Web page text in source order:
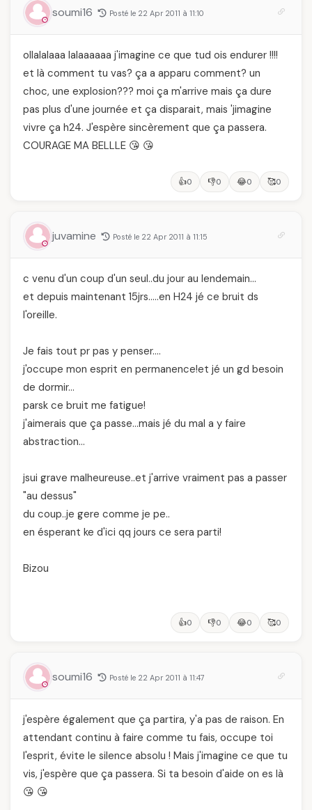
soumi16 Posté le 22 Apr 2011 à 11:10
ollalalaaa lalaaaaaa j'imagine ce que tud ois endurer !!!!
et là comment tu vas? ça a apparu comment? un
choc, une explosion??? moi ça m'arrive mais ça dure
pas plus d'une journée et ça disparait, mais 'jimagine
vivre ça h24. J'espère sincèrement que ça passera.
COURAGE MA BELLLE 😘 😘
👍0 👎0 😂0 🥰0
juvamine Posté le 22 Apr 2011 à 11:15
c venu d'un coup d'un seul..du jour au lendemain…
et depuis maintenant 15jrs…..en H24 jé ce bruit ds
l'oreille.
Je fais tout pr pas y penser….
j'occupe mon esprit en permanence!et jé un gd besoin
de dormir…
parsk ce bruit me fatigue!
j'aimerais que ça passe…mais jé du mal a y faire
abstraction…
jsui grave malheureuse..et j'arrive vraiment pas a passer
"au dessus"
du coup..je gere comme je pe..
en ésperant ke d'ici qq jours ce sera parti!
Bizou
👍0 👎0 😂0 🥰0
soumi16 Posté le 22 Apr 2011 à 11:47
j'espère également que ça partira, y'a pas de raison. En
attendant continu à faire comme tu fais, occupe toi
l'esprit, évite le silence absolu ! Mais j'imagine ce que tu
vis, j'espère que ça passera. Si ta besoin d'aide on es là
😘 😘